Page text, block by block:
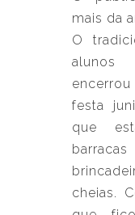
mais da
O
festa
que
cheias.